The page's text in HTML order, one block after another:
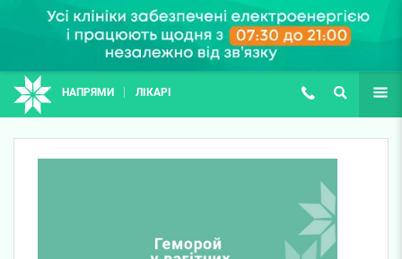
НАПРЯМИ ЛІКАРІ (067) 127-03-03
ПОШУК ЩЕ